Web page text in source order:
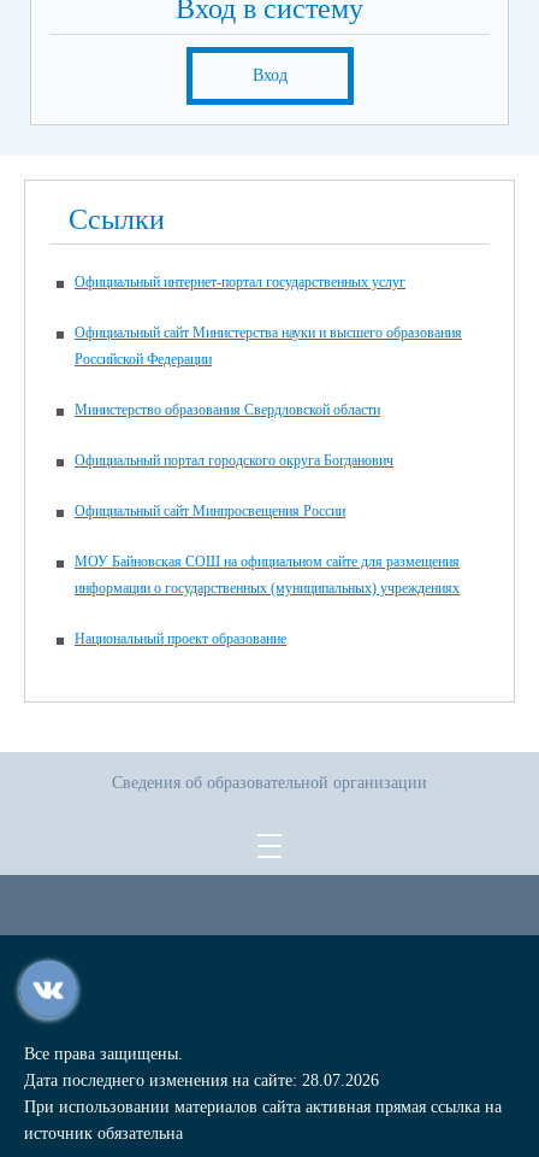
Вход в систему
Вход
Ссылки
Официальный интернет-портал государственных услуг
Официальный сайт Министерства науки и высшего образования
Российской Федерации
Министерство образования Свердловской области
Официальный портал городского округа Богданович
Официальный сайт Минпросвещения России
МОУ Байновская СОШ на официальном сайте для размещения
информации о государственных (муниципальных) учреждениях
Национальный проект образование
Сведения об образовательной организации
Все права защищены.
Дата последнего изменения на сайте: 28.07.2026
При использовании материалов сайта активная прямая ссылка на
источник обязательна